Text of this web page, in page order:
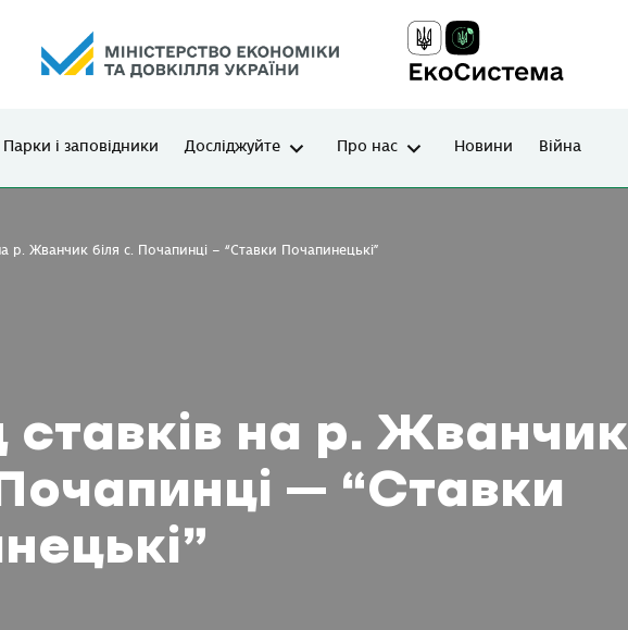
Парки і заповідники Досліджуйте Про нас Новини Війна
ставків на р. Жванчик
– “Ставки
р. Жванчик біля с. Почапинці – “Ставки Почапинецькі”